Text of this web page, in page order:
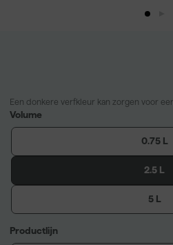
Een donkere verfkleur kan zorgen voor
Volume
0.75 L
2.5 L
5 L
Productlijn